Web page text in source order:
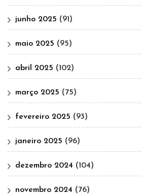
junho 2025 (91)
maio 2025 (95)
abril 2025 (102)
março 2025 (75)
fevereiro 2025 (93)
janeiro 2025 (96)
dezembro 2024 (104)
novembro 2024 (76)